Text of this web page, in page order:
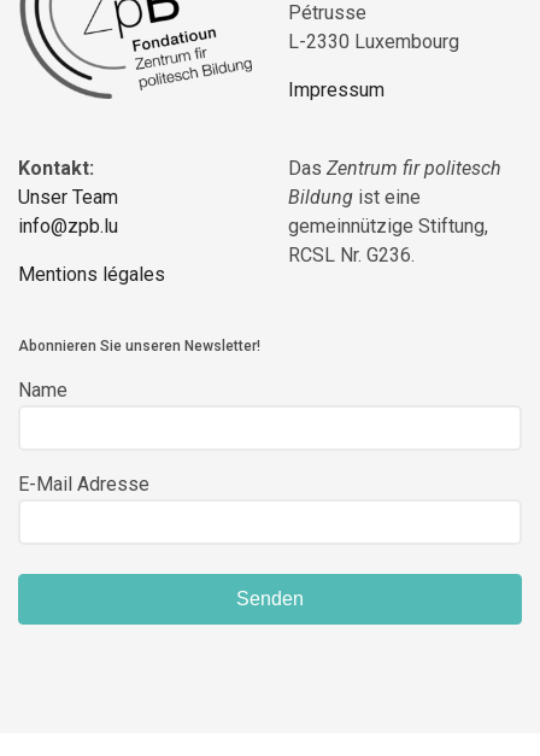
Pétrusse
L-2330 Luxembourg
Impressum
Kontakt:
Unser Team
info@zpb.lu
Mentions légales
Das Zentrum fir politesch
Bildung ist eine
gemeinnützige Stiftung,
RCSL Nr. G236.
Abonnieren Sie unseren Newsletter!
Name
E-Mail Adresse
Senden